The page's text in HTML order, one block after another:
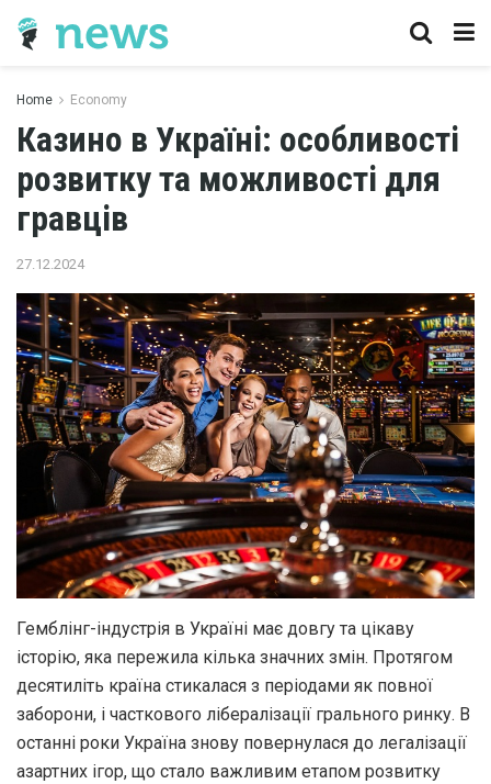
Home Economy
Казино в Україні: особливості
розвитку та можливості для
гравців
27.12.2024
Гемблінг-індустрія в Україні має довгу та цікаву
історію, яка пережила кілька значних змін. Протягом
десятиліть країна стикалася з періодами як повної
заборони, і часткового лібералізації грального ринку. В
останні роки Україна знову повернулася до легалізації
азартних ігор, що стало важливим етапом розвитку